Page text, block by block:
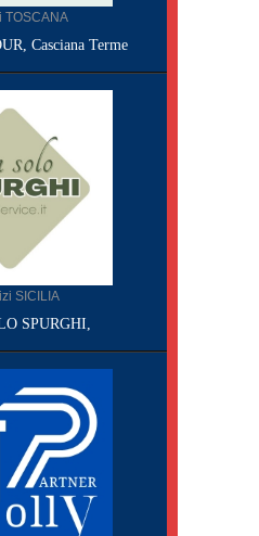
TOSCANA
Casciana Terme
SICILIA
SPURGHI,